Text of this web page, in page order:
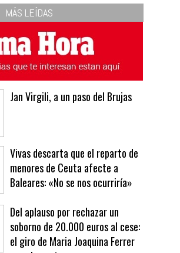
respeta las proporciones.
Recetas de vinagreta
MÁS LEÍDAS
menores de Ceuta afecte a
Baleares: «No se nos ocurriría»